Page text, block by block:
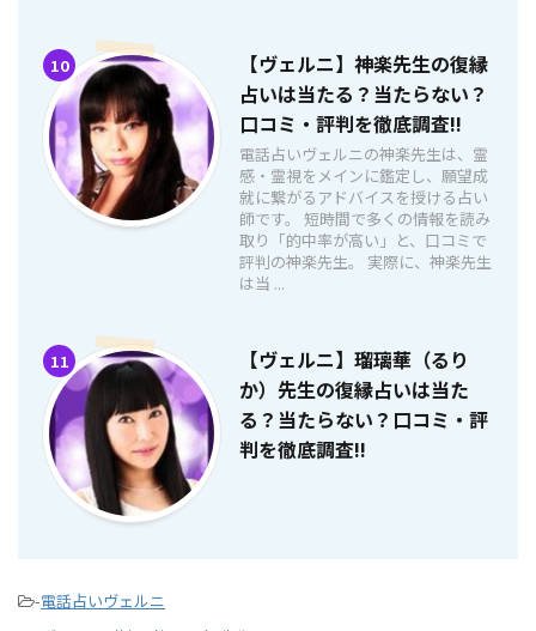
10
【ヴェルニ】神楽先生の復縁
占いは当たる？当たらない？
口コミ・評判を徹底調査!!
電話占いヴェルニの神楽先生は、霊
感・霊視をメインに鑑定し、願望成
就に繋がるアドバイスを授ける占い
師です。 短時間で多くの情報を読み
取り「的中率が高い」と、口コミで
評判の神楽先生。 実際に、神楽先生
は当 ...
11
【ヴェルニ】瑠璃華（るり
か）先生の復縁占いは当た
る？当たらない？口コミ・評
判を徹底調査!!
-電話占いヴェルニ